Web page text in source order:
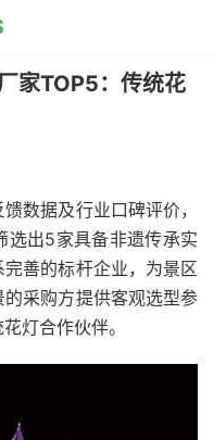
家TOP5：传统花
数据及行业口碑评价，
选出5家具备非遗传承实
善的标杆企业，为景区
采购方提供客观选型参
灯合作伙伴。